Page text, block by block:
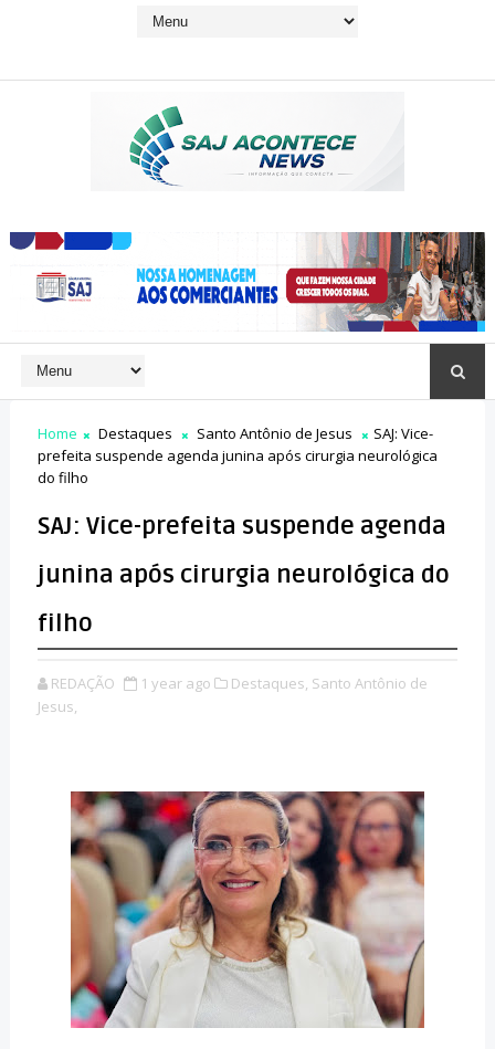
Home Destaques Santo Antônio de Jesus
SAJ: Vice-
prefeita suspende agenda junina após cirurgia neurológica
do filho
SAJ: Vice-prefeita suspende agenda
junina após cirurgia neurológica do
filho
REDAÇÃO 1 year ago Destaques, Santo Antônio de
Jesus,